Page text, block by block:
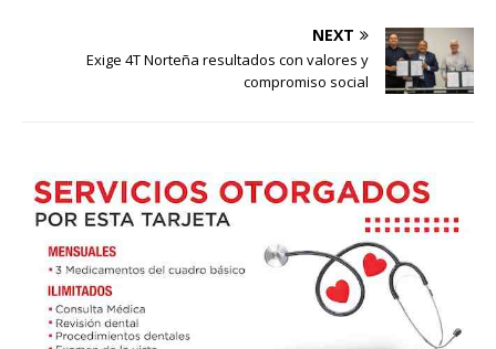
NEXT
Exige 4T Norteña resultados con valores y
compromiso social